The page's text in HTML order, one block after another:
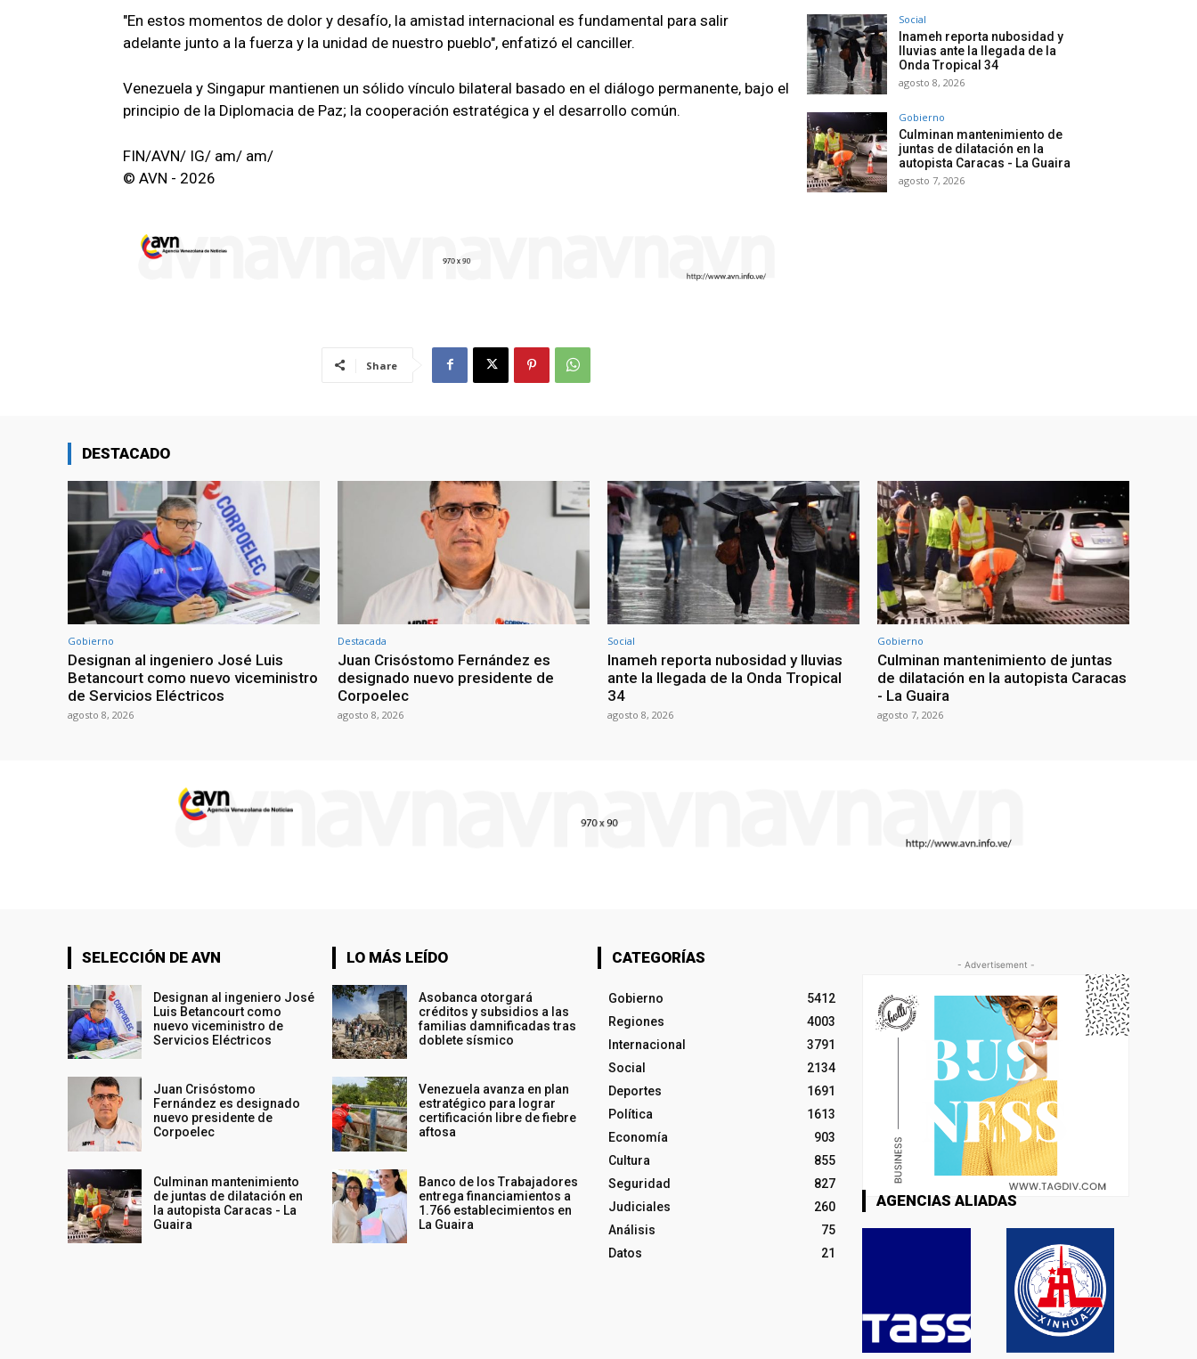
"En estos momentos de dolor y desafío, la amistad internacional es fundamental para salir
adelante junto a la fuerza y la unidad de nuestro pueblo", enfatizó el canciller.
Venezuela y Singapur mantienen un sólido vínculo bilateral basado en el diálogo permanente, bajo el
principio de la Diplomacia de Paz; la cooperación estratégica y el desarrollo común.
FIN/AVN/ IG/ am/ am/
© AVN - 2026
Share
Social
Inameh reporta nubosidad y
lluvias ante la llegada de la
Onda Tropical 34
agosto 8, 2026
Gobierno
Culminan mantenimiento de
juntas de dilatación en la
autopista Caracas - La Guaira
agosto 7, 2026
DESTACADO
Gobierno
Designan al ingeniero José Luis
Betancourt como nuevo viceministro
de Servicios Eléctricos
agosto 8, 2026
Destacada
Juan Crisóstomo Fernández es
designado nuevo presidente de
Corpoelec
agosto 8, 2026
Social
Inameh reporta nubosidad y lluvias
ante la llegada de la Onda Tropical
34
agosto 8, 2026
Gobierno
Culminan mantenimiento de juntas
de dilatación en la autopista Caracas
- La Guaira
agosto 7, 2026
SELECCIÓN DE AVN
Designan al ingeniero José
Luis Betancourt como
nuevo viceministro de
Servicios Eléctricos
Juan Crisóstomo
Fernández es designado
nuevo presidente de
Corpoelec
Culminan mantenimiento
de juntas de dilatación en
la autopista Caracas - La
Guaira
LO MÁS LEÍDO
Asobanca otorgará
créditos y subsidios a las
familias damnificadas tras
doblete sísmico
Venezuela avanza en plan
estratégico para lograr
certificación libre de fiebre
aftosa
Banco de los Trabajadores
entrega financiamientos a
1.766 establecimientos en
La Guaira
CATEGORÍAS
Gobierno
5412
Regiones
4003
Internacional
3791
Social
2134
Deportes
1691
Política
1613
Economía
903
Cultura
855
Seguridad
827
Judiciales
260
Análisis
75
Datos
21
- Advertisement -
AGENCIAS ALIADAS